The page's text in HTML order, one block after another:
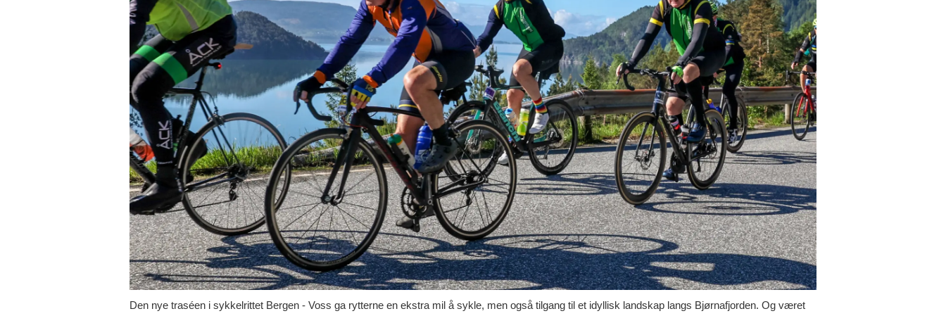
Den nye traséen i sykkelrittet Bergen - Voss ga rytterne en ekstra mil å sykle, men også tilgang til et idyllisk landskap langs Bjørnafjorden. Og været